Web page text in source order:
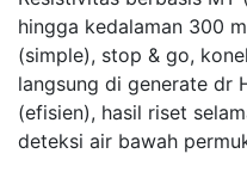
hingga kedalaman 300
(simple), stop & go,
langsung di generate dr
(efisien), hasil riset
deteksi air bawah